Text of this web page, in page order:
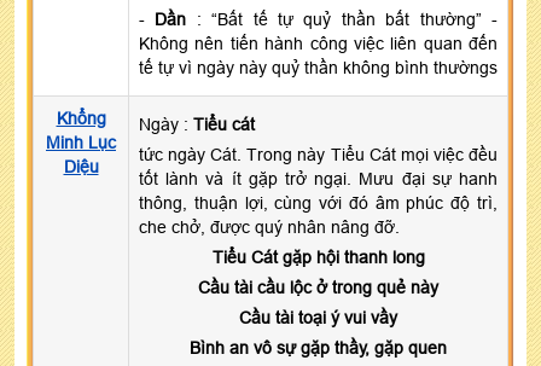
- Dần : “Bất tế tự quỷ thần bất thường” -
Không nên tiến hành công việc liên quan đến
tế tự vì ngày này quỷ thần không bình thườngs
Khổng
Minh Lục
Diệu
Ngày : Tiểu cát
tức ngày Cát. Trong này Tiểu Cát mọi việc đều
tốt lành và ít gặp trở ngại. Mưu đại sự hanh
thông, thuận lợi, cùng với đó âm phúc độ trì,
che chở, được quý nhân nâng đỡ.
Tiểu Cát gặp hội thanh long
Cầu tài cầu lộc ở trong quẻ này
Cầu tài toại ý vui vầy
Bình an vô sự gặp thầy, gặp quen